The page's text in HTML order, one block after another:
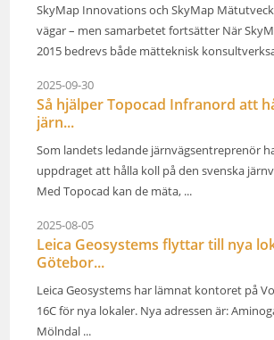
SkyMap Innovations och SkyMap
vägar – men samarbetet fortsätter När
2015 bedrevs både mätteknisk
2025-09-30
Så hjälper Topocad Infranord att
järn...
Som landets ledande järnvägsentreprenör
uppdraget att hålla koll på den svenska
Med Topocad kan de mäta, ...
2025-08-05
Leica Geosystems flyttar till nya
Götebor...
Leica Geosystems har lämnat kontoret på
16C för nya lokaler. Nya adressen är:
Mölndal ...